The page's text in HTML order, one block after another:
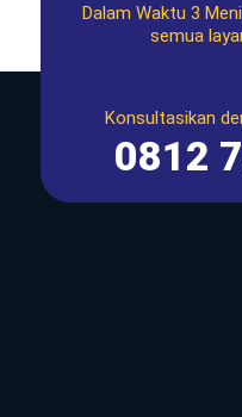
Dalam Waktu 3
semua
Konsultasikan
0812